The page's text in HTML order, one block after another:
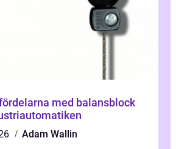
med balansblock
Adam Wallin